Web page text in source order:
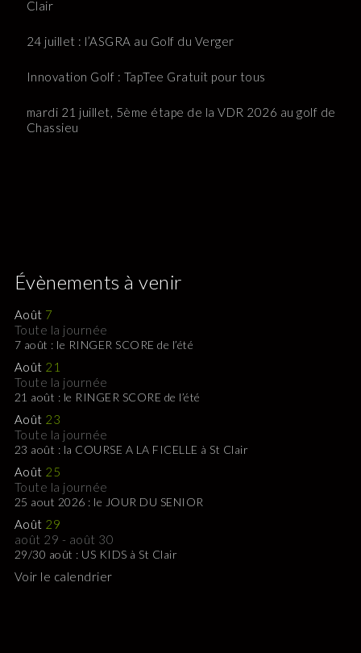
Clair
24 juillet : l’ASGRA au Golf du Verger
Innovation Golf : TapTee Gratuit pour tous
mardi 21 juillet, 5ème étape de la VDR 2026 au golf de
Chassieu
Évènements à venir
Août 7
Toute la journée
7 août : le RINGER SCORE de l’été
Août 21
Toute la journée
21 août : le RINGER SCORE de l’été
Août 23
Toute la journée
23 août : la COURSE A LA FICELLE à St Clair
Août 25
Toute la journée
25 aout 2026 : le JOUR DU SENIOR
Août 29
août 29 - août 30
29/30 août : US KIDS à St Clair
Voir le calendrier